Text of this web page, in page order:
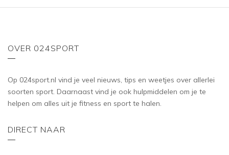
OVER 024SPORT
Op 024sport.nl vind je veel nieuws, tips en weetjes over allerlei
soorten sport. Daarnaast vind je ook hulpmiddelen om je te
helpen om alles uit je fitness en sport te halen.
DIRECT NAAR